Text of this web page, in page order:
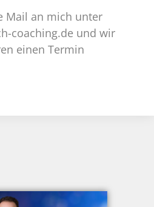
Mail an mich unter
coaching.de und wir
einen Termin